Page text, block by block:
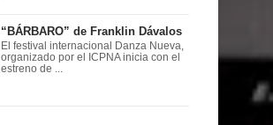
“BÁRBARO” de Franklin Dávalos
El festival internacional Danza Nueva,
organizado por el ICPNA inicia con el
estreno de ...